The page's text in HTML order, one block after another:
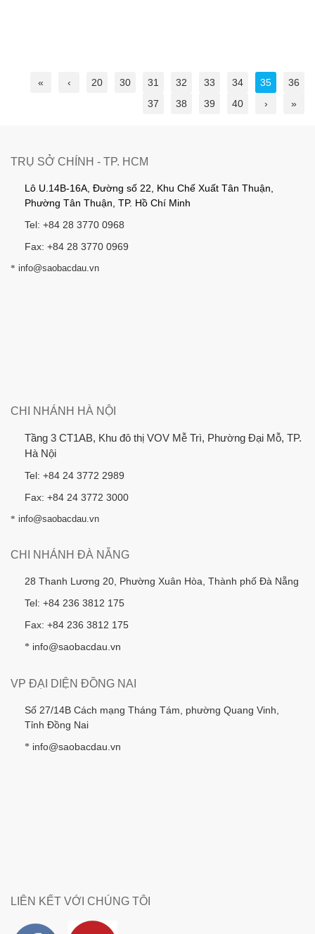
« ‹ 20 30 31 32 33 34 35
36
37
38 39 40 › »
TRỤ SỞ CHÍNH - TP. HCM
Lô U.14B-16A, Đường số 22, Khu Chế Xuất Tân Thuận,
Phường Tân Thuận, TP. Hồ Chí Minh
Tel: +84 28 3770 0968
Fax: +84 28 3770 0969
* info@saobacdau.vn
CHI NHÁNH HÀ NỘI
Tầng 3 CT1AB, Khu đô thị VOV Mễ Trì, Phường Đại Mỗ, TP.
Hà Nội
Tel: +84 24 3772 2989
Fax: +84 24 3772 3000
* info@saobacdau.vn
CHI NHÁNH ĐÀ NẴNG
28 Thanh Lương 20, Phường Xuân Hòa, Thành phố Đà Nẵng
Tel: +84 236 3812 175
Fax: +84 236 3812 175
* info@saobacdau.vn
VP ĐẠI DIỆN ĐỒNG NAI
Số 27/14B Cách mạng Tháng Tám, phường Quang Vinh,
Tỉnh Đồng Nai
* info@saobacdau.vn
LIÊN KẾT VỚI CHÚNG TÔI